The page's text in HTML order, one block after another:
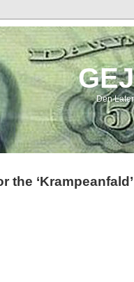
Den
the